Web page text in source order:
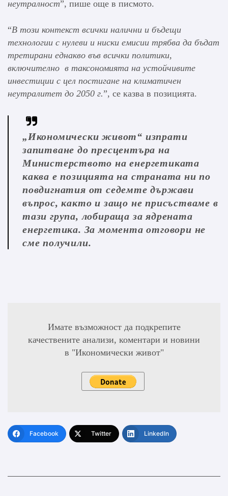
неутралност”, пишe още в писмото.
“В този контекст всички налични и бъдещи
технологии с нулеви и ниски емисии трябва да бъдат
третирани еднакво във всички политики,
включително в таксономията на устойчивите
инвестиции с цел постигане на климатичен
неутралитет до 2050 г.”, се казва в позицията.
„Икономически живот“ изпрати
запитване до пресцентъра на
Министерството на енергетиката
каква е позицията на страната ни по
повдигнатия от седемте държави
въпрос, както и защо не присъстваме в
тази група, лобираща за ядрената
енергетика. За момента отговори не
сме получили.
Имате възможност да подкрепите
качествените анализи, коментари и новини
в "Икономически живот"
Facebook Twitter LinkedIn